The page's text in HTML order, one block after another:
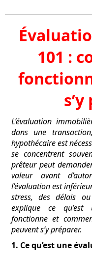
101 :
L’évaluation
dans une
hypothécaire est
se concentrent
prêteur peut
valeur avant
l’évaluation est
stress, des délais
explique ce qu’est
fonctionne et
peuvent s’y préparer.
1. Ce qu’est une